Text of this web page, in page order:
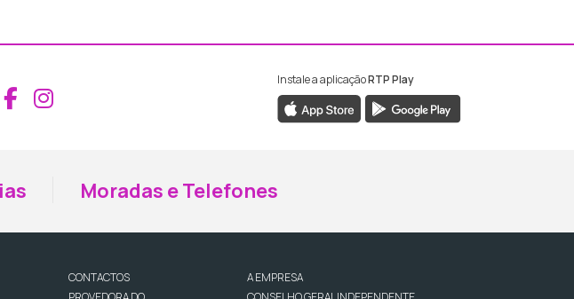
Aceder ao Facebook da RTP Madeira
Aceder ao Instagram da RTP Madeira
Instale a aplicaçãoRTP Play
Moradas e Telefones
CONTACTOS
A EMPRESA